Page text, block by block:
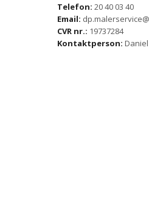
Telefon: 20 40 03 40
Email:
CVR nr.: 19737284
Kontaktperson: